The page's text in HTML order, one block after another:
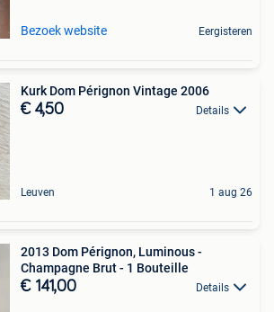
Bezoek website Eergisteren
Kurk Dom Pérignon Vintage 2006
€ 4,50 Details
Leuven 1 aug 26
2013 Dom Pérignon, Luminous -
Champagne Brut - 1 Bouteille
€ 141,00 Details